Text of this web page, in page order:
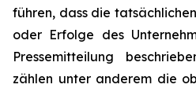
führen, dass die
oder Erfolge des
Pressemitteilung
zählen unter anderem die